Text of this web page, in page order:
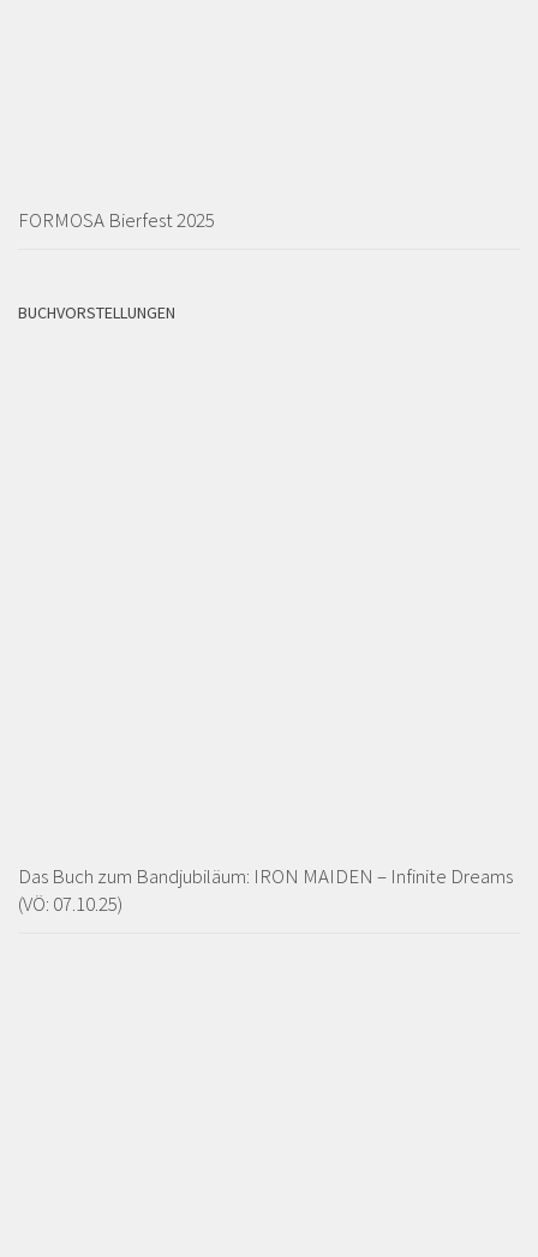
FORMOSA Bierfest 2025
BUCHVORSTELLUNGEN
Das Buch zum Bandjubiläum: IRON MAIDEN – Infinite Dreams
(VÖ: 07.10.25)